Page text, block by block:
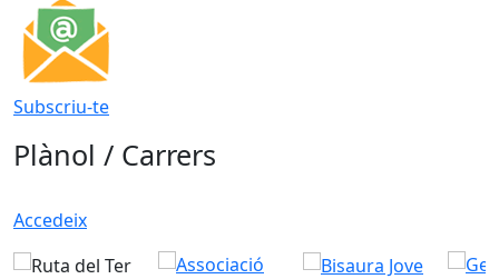
Subscriu-te
Plànol / Carrers
Accedeix